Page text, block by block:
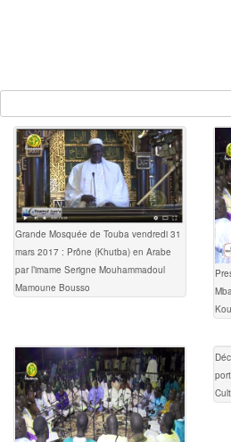
Grande Mosquée de Touba vendredi 31
mars 2017 : Prône (Khutba) en Arabe
par l’imame Serigne Mouhammadoul
Mamoune Bousso